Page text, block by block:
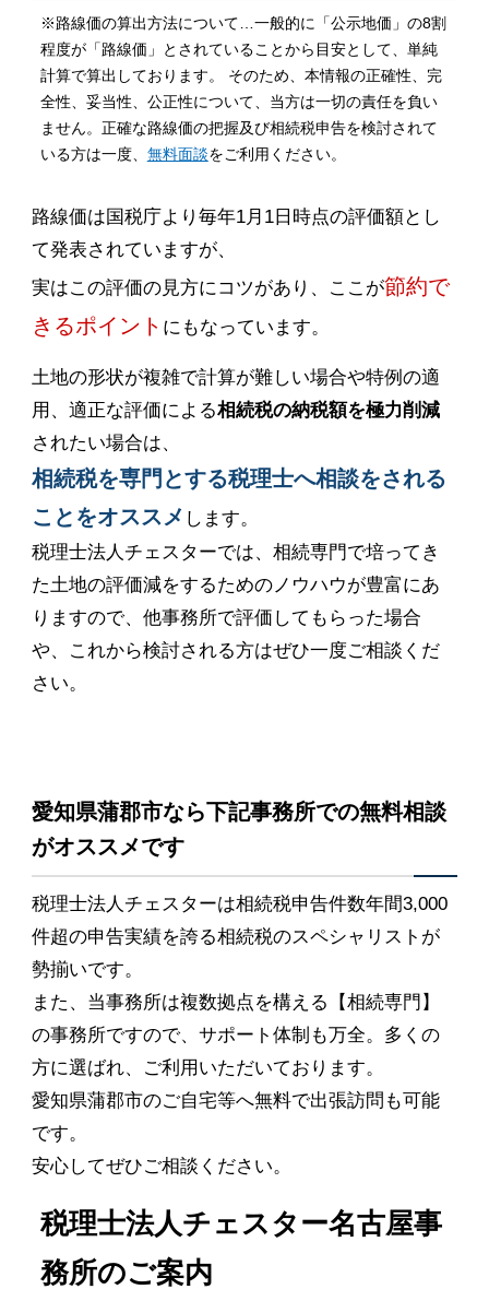
※路線価の算出方法について…一般的に「公示地価」の8割
程度が「路線価」とされていることから目安として、単純
計算で算出しております。 そのため、本情報の正確性、完
全性、妥当性、公正性について、当方は一切の責任を負い
ません。正確な路線価の把握及び相続税申告を検討されて
いる方は一度、 無料面談をご利用ください。
路線価は国税庁より毎年1月1日時点の評価額とし
て発表されていますが、
実はこの評価の見方にコツがあり、ここが節約で
きるポイント にもなっています。
土地の形状が複雑で計算が難しい場合や特例の適
用、適正な評価による相続税の納税額を極力削減
されたい場合は、
相続税を専門とする税理士へ相談をされる
ことをオススメ します。
税理士法人チェスターでは、相続専門で培ってき
た土地の評価減をするためのノウハウが豊富にあ
りますので、他事務所で評価してもらった場合
や、これから検討される方はぜひ一度ご相談くだ
さい。
愛知県蒲郡市なら下記事務所での無料相談
がオススメです
税理士法人チェスターは相続税申告件数年間3,000
件超の申告実績を誇る相続税のスペシャリストが
勢揃いです。
また、当事務所は複数拠点を構える【相続専門】
の事務所ですので、サポート体制も万全。多くの
方に選ばれ、ご利用いただいております。
愛知県蒲郡市のご自宅等へ無料で出張訪問も可能
です。
安心してぜひご相談ください。
税理士法人チェスター名古屋事
務所のご案内